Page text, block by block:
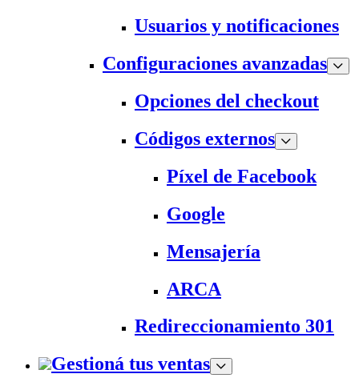
Usuarios y notificaciones
Configuraciones avanzadas
Opciones del checkout
Códigos externos
Píxel de Facebook
Google
Mensajería
ARCA
Redireccionamiento 301
Gestioná tus ventas